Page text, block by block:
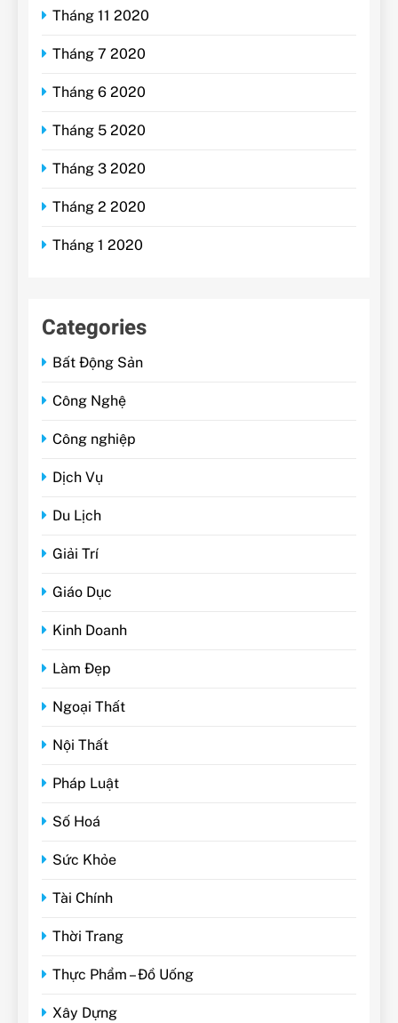
Tháng 11 2020
Tháng 7 2020
Tháng 6 2020
Tháng 5 2020
Tháng 3 2020
Tháng 2 2020
Tháng 1 2020
Categories
Bất Động Sản
Công Nghệ
Công nghiệp
Dịch Vụ
Du Lịch
Giải Trí
Giáo Dục
Kinh Doanh
Làm Đẹp
Ngoại Thất
Nội Thất
Pháp Luật
Số Hoá
Sức Khỏe
Tài Chính
Thời Trang
Thực Phẩm – Đồ Uống
Xây Dựng